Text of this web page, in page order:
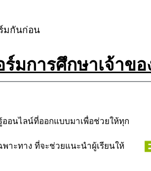
มกันก่อน
มการศึกษาเจ้าขอ
ออนไลน์ที่ออกแบบมาเพื่อช่วยให้ทุก
าะทาง ที่จะช่วยแนะนำผู้เรียนให้